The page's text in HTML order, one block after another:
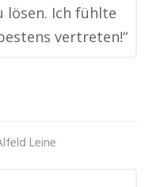
lösen. Ich fühlte
vertreten!“
Leine